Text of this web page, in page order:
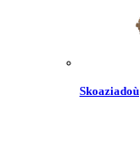
Skoaziadoù